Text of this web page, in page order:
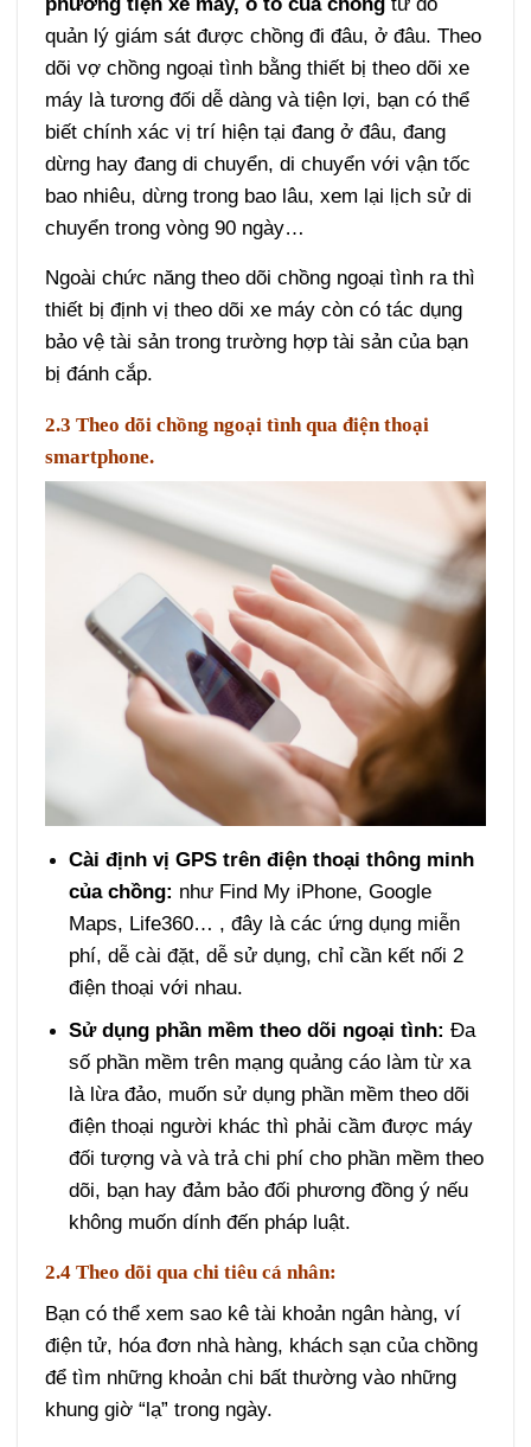
quản lý giám sát được chồng đi đâu, ở đâu. Theo
dõi vợ chồng ngoại tình bằng thiết bị theo dõi xe
máy là tương đối dễ dàng và tiện lợi, bạn có thể
biết chính xác vị trí hiện tại đang ở đâu, đang
dừng hay đang di chuyển, di chuyển với vận tốc
bao nhiêu, dừng trong bao lâu, xem lại lịch sử di
chuyển trong vòng 90 ngày…
Ngoài chức năng theo dõi chồng ngoại tình ra thì
thiết bị định vị theo dõi xe máy còn có tác dụng
bảo vệ tài sản trong trường hợp tài sản của bạn
bị đánh cắp.
2.3 Theo dõi chồng ngoại tình qua điện thoại
smartphone.
Cài định vị GPS trên điện thoại thông minh
của chồng: như Find My iPhone, Google
Maps, Life360… , đây là các ứng dụng miễn
phí, dễ cài đặt, dễ sử dụng, chỉ cần kết nối 2
điện thoại với nhau.
Sử dụng phần mềm theo dõi ngoại tình: Đa
số phần mềm trên mạng quảng cáo làm từ xa
là lừa đảo, muốn sử dụng phần mềm theo dõi
điện thoại người khác thì phải cầm được máy
đối tượng và và trả chi phí cho phần mềm theo
dõi, bạn hay đảm bảo đối phương đồng ý nếu
không muốn dính đến pháp luật.
2.4 Theo dõi qua chi tiêu cá nhân:
Bạn có thể xem sao kê tài khoản ngân hàng, ví
điện tử, hóa đơn nhà hàng, khách sạn của chồng
để tìm những khoản chi bất thường vào những
khung giờ “lạ” trong ngày.